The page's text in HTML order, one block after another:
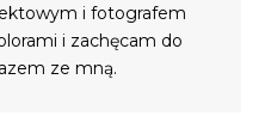
i fotografem
i zachęcam do
ze mną.